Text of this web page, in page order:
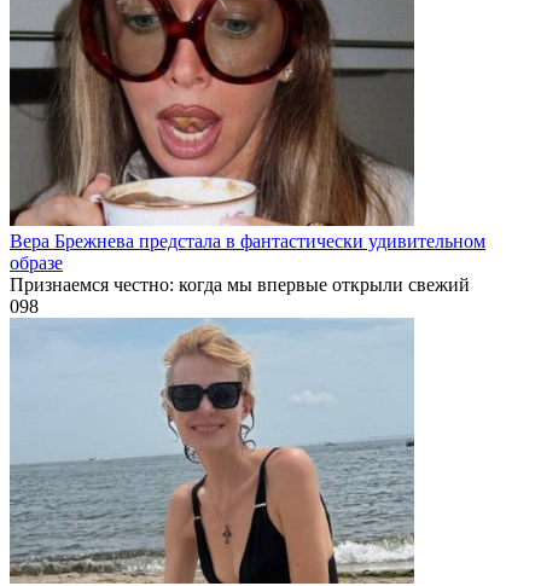
Вера Брежнева предстала в фантастически удивительном
образе
Признаемся честно: когда мы впервые открыли свежий
098